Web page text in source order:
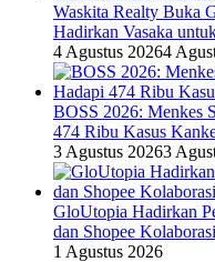
Waskita Realty Buka
Hadirkan Vasaka
4 Agustus 20264
BOSS 2026: Menkes
474 Ribu Kasus
3 Agustus 20263
GloUtopia Hadirkan
dan Shopee
1 Agustus 2026